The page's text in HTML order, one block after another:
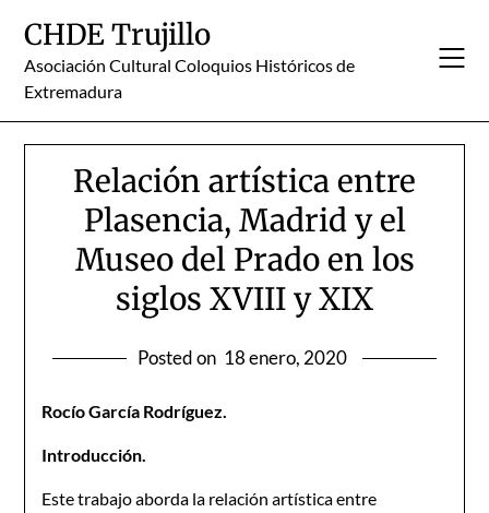
content
CHDE Trujillo
Asociación Cultural Coloquios Históricos de
Extremadura
Relación artística entre
Plasencia, Madrid y el
Museo del Prado en los
siglos XVIII y XIX
Posted on 18 enero, 2020
Rocío García Rodríguez.
Introducción.
Este trabajo aborda la relación artística entre